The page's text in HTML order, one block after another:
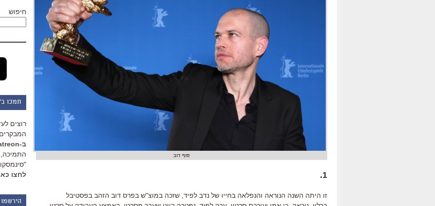
סוף דוב
1.
זו היתה השנה הנוראה והנפלאה בחייו של נדב לפיד שזכה במוצ"ש בפרס דוב הזהב בפסטיבל
חיפוש
תמכו
רוצים
ב-Patreon
התמיכה,
לחצו